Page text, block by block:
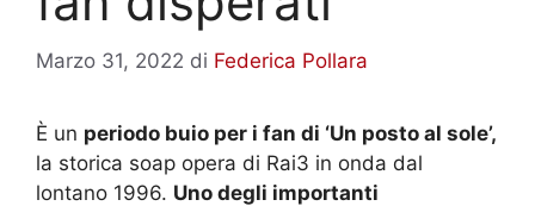
Marzo 31, 2022 di Federica Pollara
È un periodo buio per i fan di ‘Un posto al sole’,
la storica soap opera di Rai3 in onda dal
lontano 1996. Uno degli importanti